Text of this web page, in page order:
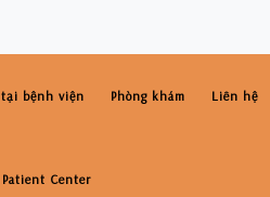
tại bệnh viện Phòng khám Liên hệ
Patient Center